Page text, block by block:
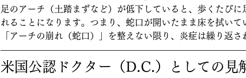
足のアーチ（土踏まずなど）が低下していると、歩くたびに
れることになります。つまり、蛇口が開いたまま床を拭いて
「アーチの崩れ（蛇口）」を整えない限り、炎症は繰り返さ
米国公認ドクター（D.C.）としての見